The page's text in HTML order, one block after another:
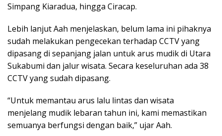
Simpang Kiaradua, hingga Ciracap.
Lebih lanjut Aah menjelaskan, belum lama ini pihaknya
sudah melakukan pengecekan terhadap CCTV yang
dipasang di sepanjang jalan untuk arus mudik di Utara
Sukabumi dan jalur wisata. Secara keseluruhan ada 38
CCTV yang sudah dipasang.
“Untuk memantau arus lalu lintas dan wisata
menjelang mudik lebaran tahun ini, kami memastikan
semuanya berfungsi dengan baik,” ujar Aah.